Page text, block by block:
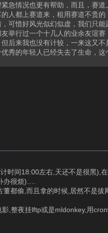
急情况也更有帮助，而且，赛
人都上赛道来，租用赛道不贵的
可惜好风光似幻似虚，我们只能
举行过一个十几人的业余友谊
后来我也没有计较，一来这又
秀的年轻人已经失去了生命，
时间18:00左右,天还不是很黑),
办很烦)….
都偷,而且拿的时候,居然不是拔
,整夜挂lftp或是mldonkey,用